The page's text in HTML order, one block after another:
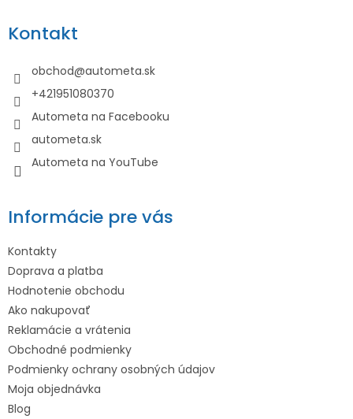
p
äKontakt
obchod@autometa.sk
+421951080370
Autometa na Facebooku
autometa.sk
Autometa na YouTube
Informácie pre vás
Kontakty
Doprava a platba
Hodnotenie obchodu
Ako nakupovať
Reklamácie a vrátenia
Obchodné podmienky
Podmienky ochrany osobných údajov
Moja objednávka
Blog